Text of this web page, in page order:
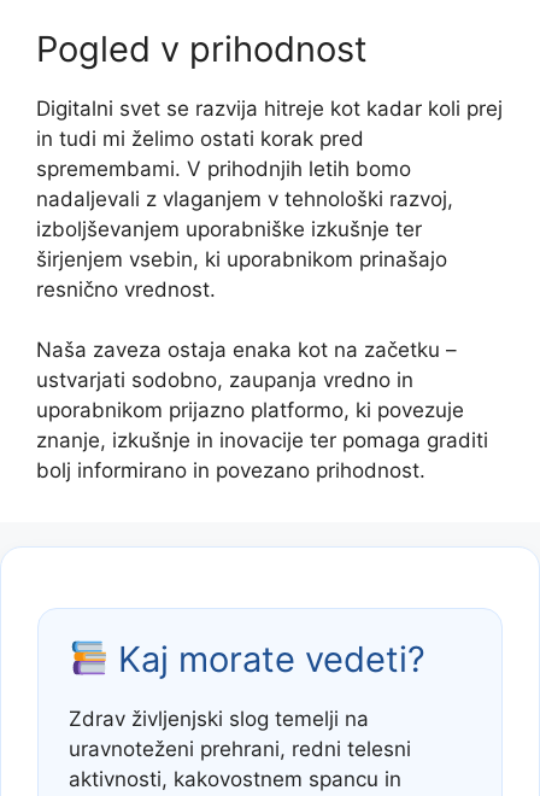
Pogled v prihodnost
Digitalni svet se razvija hitreje kot kadar koli prej
in tudi mi želimo ostati korak pred
spremembami. V prihodnjih letih bomo
nadaljevali z vlaganjem v tehnološki razvoj,
izboljševanjem uporabniške izkušnje ter
širjenjem vsebin, ki uporabnikom prinašajo
resnično vrednost.
Naša zaveza ostaja enaka kot na začetku –
ustvarjati sodobno, zaupanja vredno in
uporabnikom prijazno platformo, ki povezuje
znanje, izkušnje in inovacije ter pomaga graditi
bolj informirano in povezano prihodnost.
Kaj morate vedeti?
Zdrav življenjski slog temelji na
uravnoteženi prehrani, redni telesni
aktivnosti, kakovostnem spancu in